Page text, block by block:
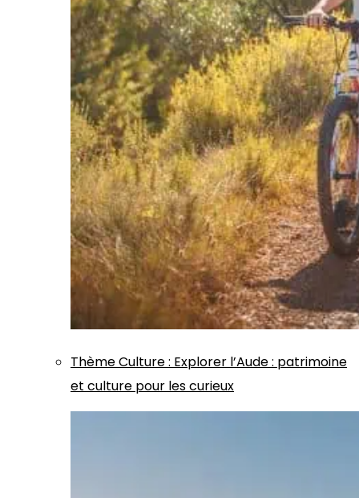
ThèmeCulture: Explorer l’Aude : patrimoine
et culture pour les curieux